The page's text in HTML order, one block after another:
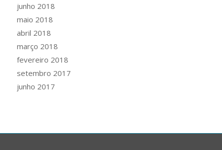
junho 2018
maio 2018
abril 2018
março 2018
fevereiro 2018
setembro 2017
junho 2017